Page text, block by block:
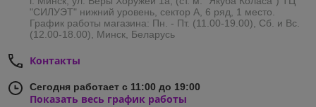
"СИЛУЭТ" нижний уровень, сектор А, 6 ряд, 1 место.
График работы магазина: Пн. - Пт. (11.00-19.00), Сб. и Вс.
(12.00-18.00), Минск, Беларусь
Контакты
Сегодня работает с 11:00 до 19:00
Показать весь график работы